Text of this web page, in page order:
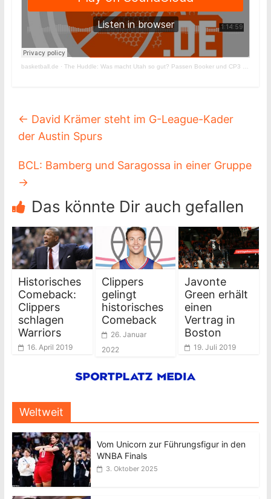
basketball.de · The Huddle: Was macht Utah so gut? Passen Booker und CP3 doch nicht zusammen?
← David Krämer steht im G-League-Kader
der Austin Spurs
BCL: Bamberg und Saragossa in einer Gruppe
→
Das könnte Dir auch gefallen
Historisches
Comeback:
Clippers
schlagen
Warriors
16. April 2019
Clippers
gelingt
historisches
Comeback
26. Januar
2022
Javonte
Green erhält
einen
Vertrag in
Boston
19. Juli 2019
Weltweit
Vom Unicorn zur Führungsfigur in den
WNBA Finals
3. Oktober 2025